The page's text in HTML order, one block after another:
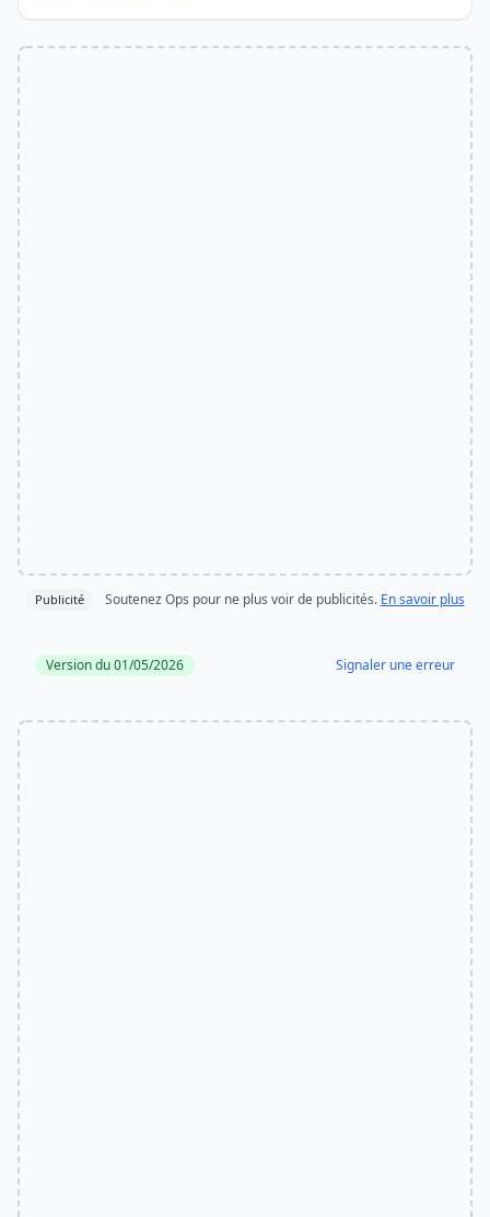
Publicité Soutenez Ops pour ne plus voir de publicités. En savoir plus
Version du 01/05/2026 Signaler une erreur